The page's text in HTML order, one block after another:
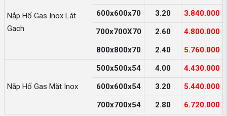
Nắp Hố Gas Inox Lát
Gạch
600x600x70
3.20
3.840.000
700x700X70
2.60
4.800.000
800x800x70
2.40 5.760.000
Nắp Hố Gas Mặt Inox
500x500x54 4.00
4.430.000
600x600x54
3.20
5.440.000
700x700x54
2.80 6.720.000